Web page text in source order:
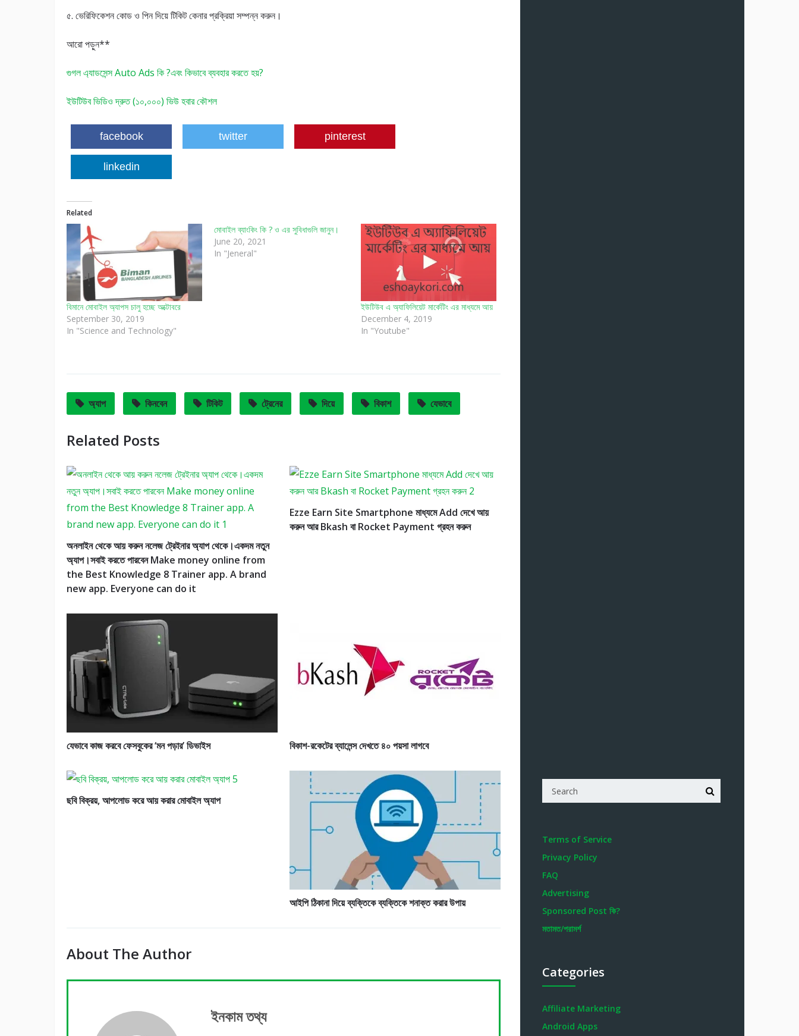
৫. ভেরিফিকেশন কোড ও পিন দিয়ে টিকিট কেনার প্রক্রিয়া সম্পন্ন করুন।
আরো পড়ুন**
গুগল এ্যাডসেন্স Auto Ads কি ?এবং কিভাবে ব্যবহার করতে হয়?
ইউটিউব ভিডিও দ্রুত (১০,০০০) ভিউ হবার কৌশল
facebook twitter pinterest
linkedin
Related
বিমানে মোবাইল অ্যাপস চালু হচ্ছে অক্টোবরে
September 30, 2019
In "Science and Technology"
মোবাইল ব্যাংকিং কি ? ও এর সুবিধাগুলি জানুন।
June 20, 2021
In "Jeneral"
ইউটিউব এ অ্যাফিলিয়েট মার্কেটিং এর মাধ্যমে আয়
December 4, 2019
In "Youtube"
অ্যাপ কিনবেন টিকিট ট্রেনের দিয়ে বিকাশ যেভাবে
Related Posts
অনলাইন থেকে আয় করুন নলেজ ট্রেইনার অ্যাপ থেকে।একদম নতুন
অ্যাপ।সবাই করতে পারবেন Make money online from
the Best Knowledge 8 Trainer app. A brand
new app. Everyone can do it
Ezze Earn Site Smartphone মাধ্যমে Add দেখে আয়
করুন আর Bkash বা Rocket Payment গ্রহন করুন
যেভাবে কাজ করবে ফেসবুকের ‘মন পড়ার’ ডিভাইস বিকাশ-রকেটের ব্যালেন্স দেখতে ৪০ পয়সা লাগবে
ছবি বিক্রয়, আপলোড করে আয় করার মোবাইল অ্যাপ
আইপি ঠিকানা দিয়ে ব্যক্তিকে ব্যক্তিকে শনাক্ত করার উপায়
About The Author
ইনকাম তথ্য
Terms of Service
Privacy Policy
FAQ
Advertising
Sponsored Post কি?
মতামত/পরামর্শ
Categories
Affiliate Marketing
Android Apps